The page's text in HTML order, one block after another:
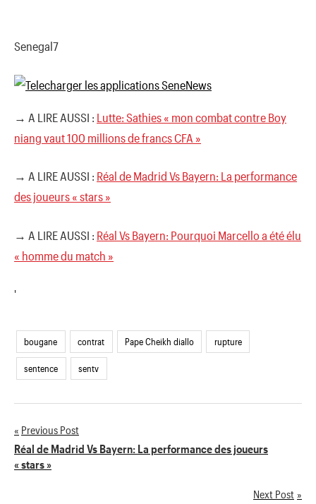
Senegal7
→ A LIRE AUSSI : Lutte: Sathies « mon combat contre Boy
niang vaut 100 millions de francs CFA »
→ A LIRE AUSSI : Réal de Madrid Vs Bayern: La performance
des joueurs « stars »
→ A LIRE AUSSI : Réal Vs Bayern: Pourquoi Marcello a été élu
« homme du match »
'
bougane contrat Pape Cheikh diallo rupture
sentence sentv
Navigation
de
Previous Post
Réal de Madrid Vs Bayern: La performance des joueurs
« stars »
Next Post